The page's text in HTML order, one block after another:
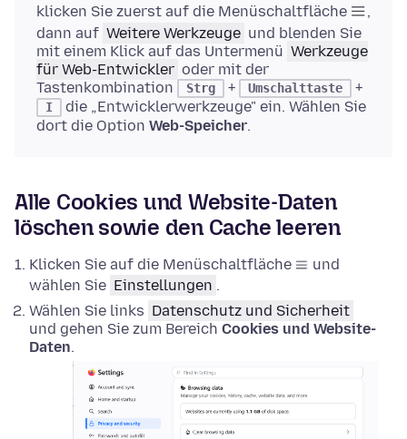
klicken Sie zuerst auf die Menüschaltfläche
,
dann auf Weitere Werkzeuge und blenden Sie
mit einem Klick auf das Untermenü Werkzeuge
für Web-Entwickler oder mit der
Tastenkombination
Strg + Umschalttaste +
I
die „Entwicklerwerkzeuge" ein. Wählen Sie
dort die Option Web-Speicher.
Alle Cookies und Website-Daten
löschen sowie den Cache leeren
Klicken Sie auf die Menüschaltfläche
und
wählen Sie Einstellungen .
Wählen Sie links Datenschutz und Sicherheit
und gehen Sie zum Bereich Cookies und Website-
Daten.